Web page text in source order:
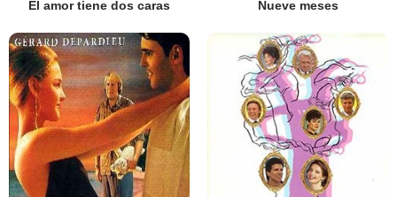
El amor tiene dos caras Nueve meses